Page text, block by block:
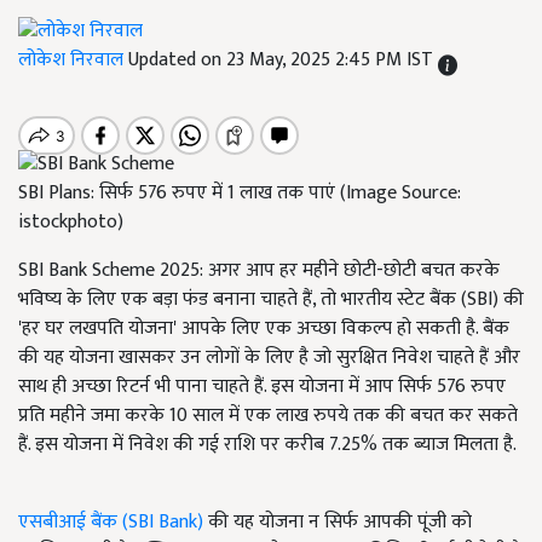
लोकेश निरवालUpdated on 23 May, 2025 2:45 PM IST
SBI Plans: सिर्फ 576 रुपए में 1 लाख तक पाएं (Image Source:
istockphoto)
SBI Bank Scheme 2025: अगर आप हर महीने छोटी-छोटी बचत करके
भविष्य के लिए एक बड़ा फंड बनाना चाहते हैं, तो भारतीय स्टेट बैंक (SBI) की
'हर घर लखपति योजना' आपके लिए एक अच्छा विकल्प हो सकती है. बैंक
की यह योजना खासकर उन लोगों के लिए है जो सुरक्षित निवेश चाहते हैं और
साथ ही अच्छा रिटर्न भी पाना चाहते हैं. इस योजना में आप सिर्फ 576 रुपए
प्रति महीने जमा करके 10 साल में एक लाख रुपये तक की बचत कर सकते
हैं. इस योजना में निवेश की गई राशि पर करीब 7.25% तक ब्याज मिलता है.
एसबीआई बैंक (SBI Bank)की यह योजना न सिर्फ आपकी पूंजी को